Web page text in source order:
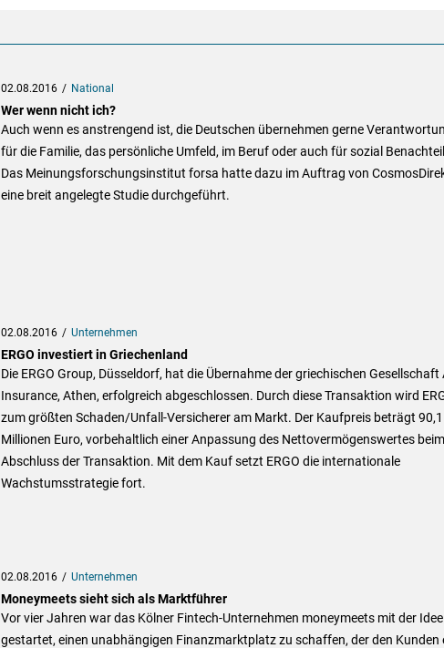
02.08.2016 National
Wer wenn nicht ich?
Auch wenn es anstrengend ist, die Deutschen übernehmen gerne
für die Familie, das persönliche Umfeld, im Beruf oder auch für sozial
Das Meinungsforschungsinstitut forsa hatte dazu im Auftrag von
eine breit angelegte Studie durchgeführt.
02.08.2016 Unternehmen
ERGO investiert in Griechenland
Die ERGO Group, Düsseldorf, hat die Übernahme der griechischen Gesellschaft
Insurance, Athen, erfolgreich abgeschlossen. Durch diese Transaktion wird
zum größten Schaden/Unfall-Versicherer am Markt. Der Kaufpreis beträgt 90,1
Millionen Euro, vorbehaltlich einer Anpassung des Nettovermögenswertes beim
Abschluss der Transaktion. Mit dem Kauf setzt ERGO die internationale
Wachstumsstrategie fort.
02.08.2016 Unternehmen
Moneymeets sieht sich als Marktführer
Vor vier Jahren war das Kölner Fintech-Unternehmen moneymeets mit der Idee
gestartet, einen unabhängigen Finanzmarktplatz zu schaffen, der den Kunden